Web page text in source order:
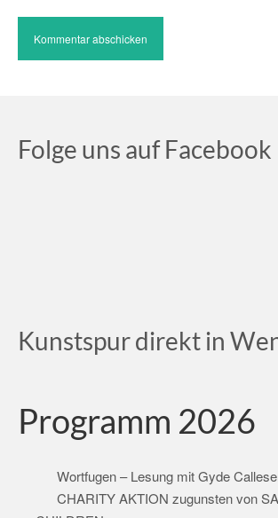
Folge uns auf Facebook
Kunstspur direkt in
Programm 2026
Wortfugen – Lesung mit Gyde
CHARITY AKTION zugunsten von